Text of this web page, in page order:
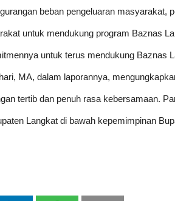
beban pengeluaran masyarakat,
untuk mendukung program Baznas
untuk terus mendukung
MA, dalam laporannya,
tertib dan penuh rasa kebersamaan.
Langkat di bawah kepemimpinan